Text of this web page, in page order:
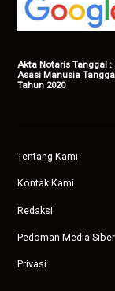
Akta Notaris Tanggal :
Asasi Manusia
Tahun 2020
Tentang Kami
Kontak Kami
Redaksi
Pedoman Media Siber
Privasi